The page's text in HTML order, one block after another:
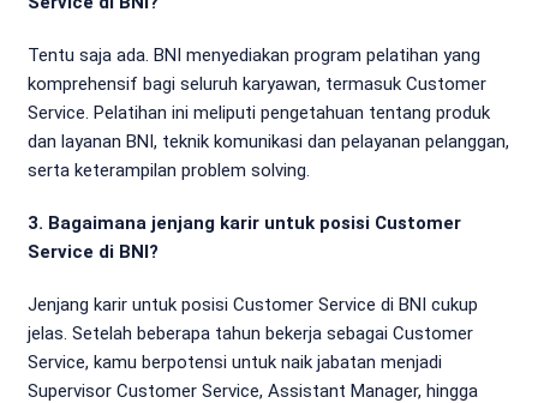
Tentu saja ada. BNI menyediakan program pelatihan yang
komprehensif bagi seluruh karyawan, termasuk Customer
Service. Pelatihan ini meliputi pengetahuan tentang produk
dan layanan BNI, teknik komunikasi dan pelayanan pelanggan,
serta keterampilan problem solving.
3. Bagaimana jenjang karir untuk posisi Customer
Service di BNI?
Jenjang karir untuk posisi Customer Service di BNI cukup
jelas. Setelah beberapa tahun bekerja sebagai Customer
Service, kamu berpotensi untuk naik jabatan menjadi
Supervisor Customer Service, Assistant Manager, hingga